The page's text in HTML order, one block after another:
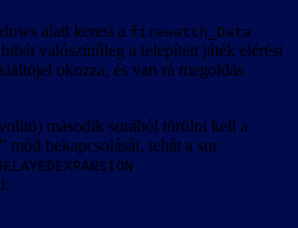
alatt keresi a firewatch_Data
valószínűleg a telepített játék elérési
okozza, és van rá megoldás
második sorából törölni kell a
mód bekapcsolását, tehát a sor